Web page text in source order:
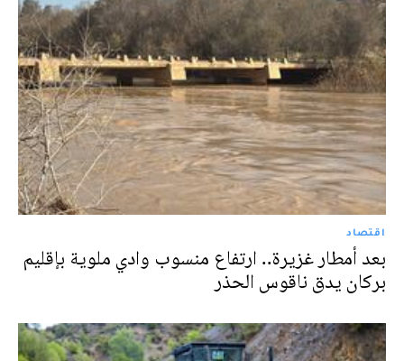
اقتصاد
بعد أمطار غزيرة.. ارتفاع منسوب وادي ملوية بإقليم
بركان يدق ناقوس الحذر